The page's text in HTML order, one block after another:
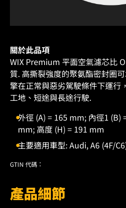
關於此品項
WIX Premium 平面空氣濾芯比
質. 高撕裂強度的聚氨酯密封圈
擎在正常與惡劣駕駛條件下運行
工地、短途與長途行駛.
外徑 (A) = 165 mm; 內徑1 (B)
mm; 高度 (H) = 191 mm
主要適用車型: Audi, A6 (4F/
GTIN 代碼：
產品細節